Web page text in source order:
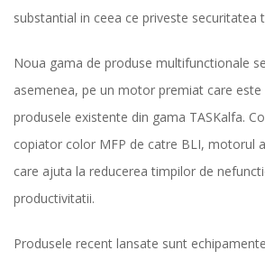
substantial in ceea ce priveste securitatea
Noua gama de produse multifunctionale
asemenea, pe un motor premiat care
produsele existente din gama TASKalfa.
copiator color MFP de catre BLI, motorul
care ajuta la reducerea timpilor de
productivitatii.
Produsele recent lansate sunt